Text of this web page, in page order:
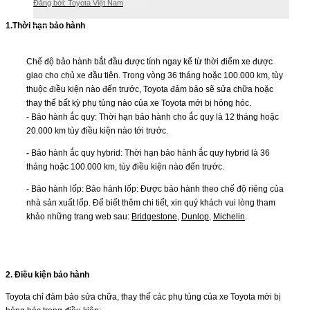
Đăng bởi: Toyota Việt Nam
1.Thời hạn bảo hành
Chế độ bảo hành bắt đầu được tính ngay kể từ thời điểm xe được
giao cho chủ xe đầu tiên. Trong vòng 36 tháng hoặc 100.000 km, tùy
thuộc điều kiện nào đến trước, Toyota đảm bảo sẽ sửa chữa hoặc
thay thế bất kỳ phụ tùng nào của xe Toyota mới bị hỏng hóc.
- Bảo hành ắc quy: Thời hạn bảo hành cho ắc quy là 12 tháng hoặc
20.000 km tùy điều kiện nào tới trước.
- Bảo hành ắc quy hybrid: Thời hạn bảo hành ắc quy hybrid là 36
tháng hoặc 100.000 km, tùy điều kiện nào đến trước.
- Bảo hành lốp: Bảo hành lốp: Ðược bảo hành theo chế độ riêng của
nhà sản xuất lốp. Để biết thêm chi tiết, xin quý khách vui lòng tham
khảo những trang web sau: Bridgestone Dunlop Michelin
2. Điều kiện bảo hành
Toyota chỉ đảm bảo sửa chữa, thay thế các phụ tùng của xe Toyota mới bị